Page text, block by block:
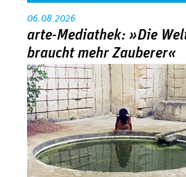
06.08.2026
arte-Mediathek: »Die
braucht mehr Zauberer«